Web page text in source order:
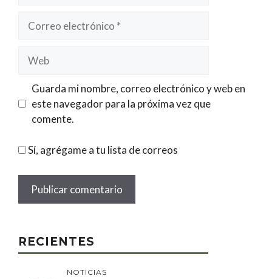
electrónico
Guarda mi nombre, correo electrónico y web en
este navegador para la próxima vez que
comente.
Sí, agrégame a tu lista de correos
RECIENTES
NOTICIAS